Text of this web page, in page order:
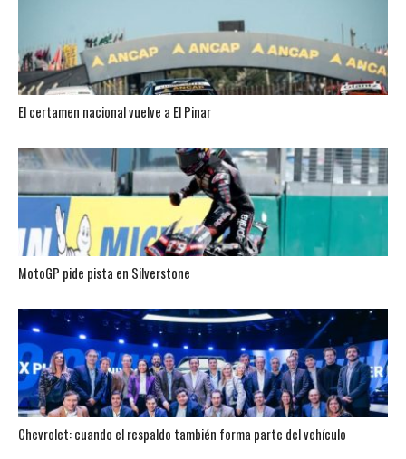
El certamen nacional vuelve a El Pinar
MotoGP pide pista en Silverstone
Chevrolet: cuando el respaldo también forma parte del vehículo